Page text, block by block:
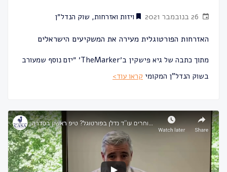
ויזות ואזרחות, שוק הנדל״ן
האזרחות הפורטוגלית מעירה את המשקיעים הישראלים
מתוך כתבה של גיא פישקין ב׳TheMarker‎‎׳ ״יזם נוסף שמעורב
בשוק הנדל"ן המקומי קראו עוד>